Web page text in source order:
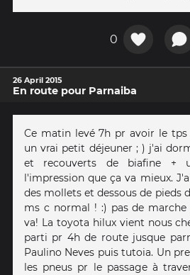
0
26 April 2015
En route pour Parnaiba
Ce matin levé 7h pr avoir le
un vrai petit déjeuner ; ) j'ai
et recouverts de biafine +
l'impression que ça va mieux.
des mollets et dessous de pieds
ms c normal ! :) pas de
va! La toyota hilux vient nous
parti pr 4h de route jusque
Paulino Neves puis tutoia. Un
les pneus pr le passage à